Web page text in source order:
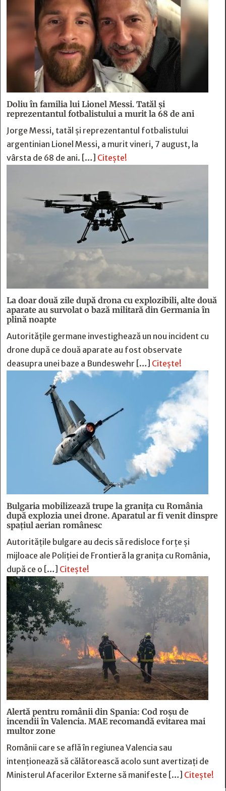
Doliu în familia lui Lionel Messi. Tatăl și
reprezentantul fotbalistului a murit la 68 de ani
Jorge Messi, tatăl și reprezentantul fotbalistului
argentinian Lionel Messi, a murit vineri, 7 august, la
vârsta de 68 de ani. […] Citește!
La doar două zile după drona cu explozibili, alte două
aparate au survolat o bază militară din Germania în
plină noapte
Autoritățile germane investighează un nou incident cu
drone după ce două aparate au fost observate
deasupra unei baze a Bundeswehr […] Citește!
Bulgaria mobilizează trupe la granița cu România
după explozia unei drone. Aparatul ar fi venit dinspre
spațiul aerian românesc
Autoritățile bulgare au decis să redisloce forțe și
mijloace ale Poliției de Frontieră la granița cu România,
după ce o […] Citește!
Alertă pentru românii din Spania: Cod roșu de
incendii în Valencia. MAE recomandă evitarea mai
multor zone
Românii care se află în regiunea Valencia sau
intenționează să călătorească acolo sunt avertizați de
Ministerul Afacerilor Externe să manifeste […] Citește!